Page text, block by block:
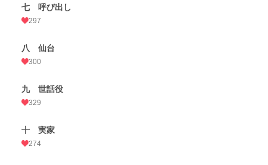
七 呼び出し
297
八 仙台
300
九 世話役
329
十 実家
274